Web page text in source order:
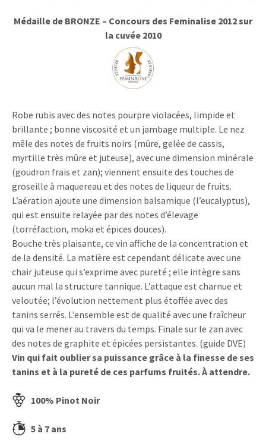
Médaille de BRONZE – Concours des Feminalise 2012 sur
la cuvée 2010
Robe rubis avec des notes pourpre violacées, limpide et
brillante ; bonne viscosité et un jambage multiple. Le nez
mêle des notes de fruits noirs (mûre, gelée de cassis,
myrtille très mûre et juteuse), avec une dimension minérale
(goudron frais et zan); viennent ensuite des touches de
groseille à maquereau et des notes de liqueur de fruits.
L’aération ajoute une dimension balsamique (l’eucalyptus),
qui est ensuite relayée par des notes d’élevage
(torréfaction, moka et épices douces).
Bouche très plaisante, ce vin affiche de la concentration et
de la densité. La matière est cependant délicate avec une
chair juteuse qui s’exprime avec pureté ; elle intègre sans
aucun mal la structure tannique. L’attaque est charnue et
veloutée; l’évolution nettement plus étoffée avec des
tanins serrés. L’ensemble est de qualité avec une fraîcheur
qui va le mener au travers du temps. Finale sur le zan avec
des notes de graphite et épicées persistantes. (guide DVE)
Vin qui fait oublier sa puissance grâce à la finesse de ses
tanins et à la pureté de ces parfums fruités. À attendre.
100% Pinot Noir
5 à 7 ans